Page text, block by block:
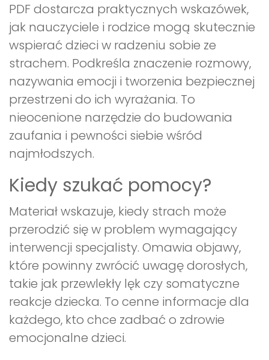
PDF dostarcza praktycznych wskazówek,
jak nauczyciele i rodzice mogą skutecznie
wspierać dzieci w radzeniu sobie ze
strachem. Podkreśla znaczenie rozmowy,
nazywania emocji i tworzenia bezpiecznej
przestrzeni do ich wyrażania. To
nieocenione narzędzie do budowania
zaufania i pewności siebie wśród
najmłodszych.
Kiedy szukać pomocy?
Materiał wskazuje, kiedy strach może
przerodzić się w problem wymagający
interwencji specjalisty. Omawia objawy,
które powinny zwrócić uwagę dorosłych,
takie jak przewlekły lęk czy somatyczne
reakcje dziecka. To cenne informacje dla
każdego, kto chce zadbać o zdrowie
emocjonalne dzieci.